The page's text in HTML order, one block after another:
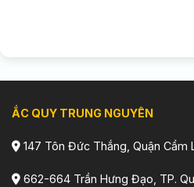
ẮC QUY TRUNG NGUYÊN
147 Tôn Đức Thắng, Quận Cẩm
662-664 Trần Hưng Đạo, TP.